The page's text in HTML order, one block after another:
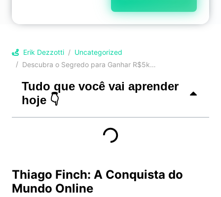
Erik Dezzotti
Uncategorized
Descubra o Segredo para Ganhar R$5k por Mês com Marketing Digital!
Tudo que você vai aprender
hoje 👇
Thiago Finch: A Conquista do
Mundo Online